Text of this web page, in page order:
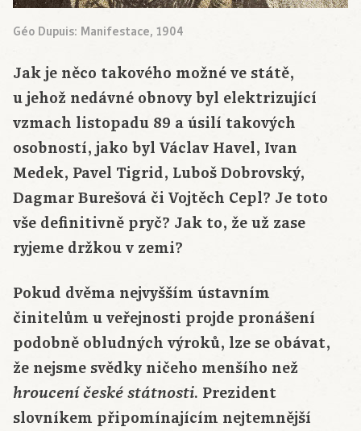
Géo Dupuis: Manifestace, 1904
Jak je něco takového možné ve státě,
u jehož nedávné obnovy byl elektrizující
vzmach listopadu 89 a úsilí takových
osobností, jako byl Václav Havel, Ivan
Medek, Pavel Tigrid, Luboš Dobrovský,
Dagmar Burešová či Vojtěch Cepl? Je toto
vše definitivně pryč? Jak to, že už zase
ryjeme držkou v zemi?
Pokud dvěma nejvyšším ústavním
činitelům u veřejnosti projde pronášení
podobně obludných výroků, lze se obávat,
že nejsme svědky ničeho menšího než
hroucení české státnosti. Prezident
slovníkem připomínajícím nejtemnější